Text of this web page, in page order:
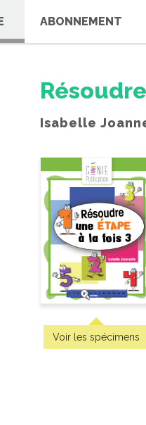
ABONNEMENT
Isabelle
Voir les spécimens